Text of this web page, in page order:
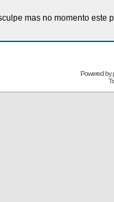
mas no momento este
Powered by